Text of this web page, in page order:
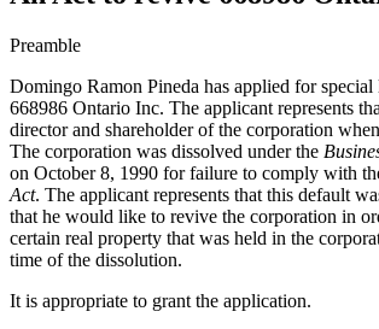
Preamble
Domingo Ramon Pineda has applied for
668986 Ontario Inc. The applicant represents
director and shareholder of the corporation
The corporation was dissolved under the
on October 8, 1990 for failure to comply with
Act. The applicant represents that this default
that he would like to revive the corporation in
certain real property that was held in the
time of the dissolution.
It is appropriate to grant the application.